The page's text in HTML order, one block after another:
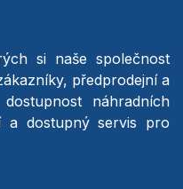
si naše společnost
předprodejní a
náhradních
a dostupný servis pro